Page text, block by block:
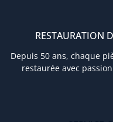
RESTAURATION
Depuis 50 ans, chaque
restaurée avec